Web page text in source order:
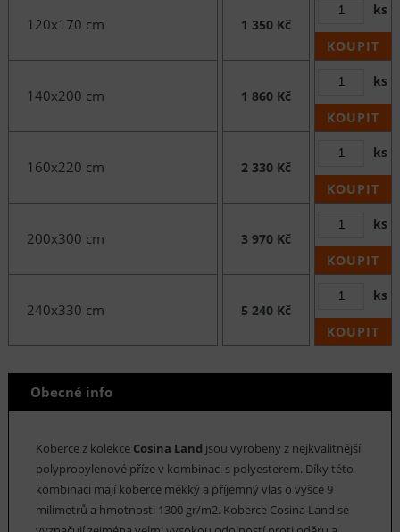
120x170 cm 1 350 Kč
ks
KOUPIT
140x200 cm 1 860 Kč
ks
KOUPIT
160x220 cm 2 330 Kč
ks
KOUPIT
200x300 cm 3 970 Kč
ks
KOUPIT
240x330 cm 5 240 Kč
ks
KOUPIT
Obecné info
Koberce z kolekce Cosina Land jsou vyrobeny z nejkvalitnější
polypropylenové příze v kombinaci s polyesterem. Díky této
kombinaci mají koberce měkký a příjemný vlas o výšce 9
milimetrů a hmotnosti 1300 gr/m2. Koberce Cosina Land se